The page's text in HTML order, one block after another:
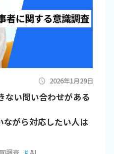
2026年1月29日
ない問い合わせがある
ながら対応したい人は